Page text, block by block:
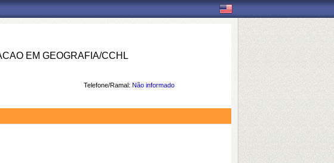
EM GEOGRAFIA/CCHL
Telefone/Ramal: Não informado